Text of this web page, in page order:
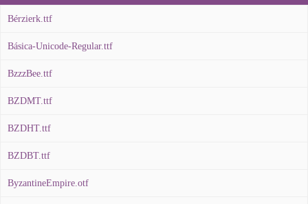
Bérzierk.ttf
Básica-Unicode-Regular.ttf
BzzzBee.ttf
BZDMT.ttf
BZDHT.ttf
BZDBT.ttf
ByzantineEmpire.otf